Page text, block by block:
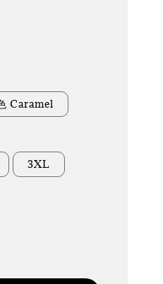
Caramel
3XL